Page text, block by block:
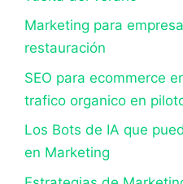
Marketing para
restauración
SEO para ecommerce
trafico organico en
Los Bots de IA que
en Marketing